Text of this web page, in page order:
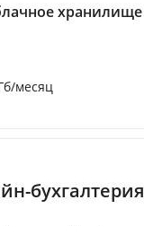
хранилище
месяц
бухгалтерия